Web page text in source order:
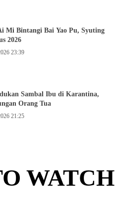
Mi Bintangi Bai Yao Pu, Syuting
2026
23:39
Sambal Ibu di Karantina,
Orang Tua
21:25
WATCH